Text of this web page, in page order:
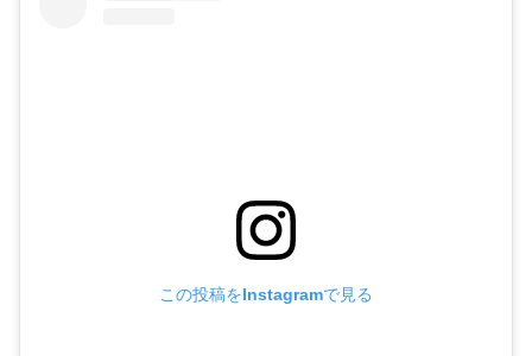
この投稿をInstagramで見る